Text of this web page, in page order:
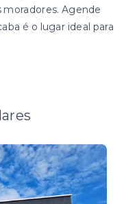
moradores. Agende
é o lugar ideal para